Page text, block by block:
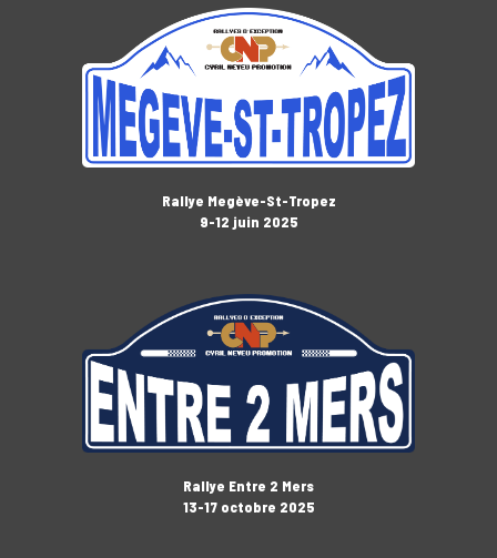
Rallye Megève-St-Tropez
9-12 juin 2025
Rallye Entre 2 Mers
13-17 octobre 2025